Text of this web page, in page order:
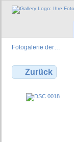
Fotogalerie der…
Zurück